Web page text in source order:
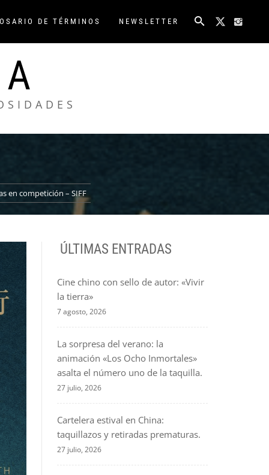
DE TÉRMINOS NEWSLETTER
en competición – SIFF
ÚLTIMAS ENTRADAS
Cine chino con sello de autor: «Vivir
la tierra»
7 agosto, 2026
La sorpresa del verano: la
animación «Los Ocho Inmortales»
asalta el número uno de la taquilla.
27 julio, 2026
Cartelera estival en China:
taquillazos y retiradas prematuras.
27 julio, 2026